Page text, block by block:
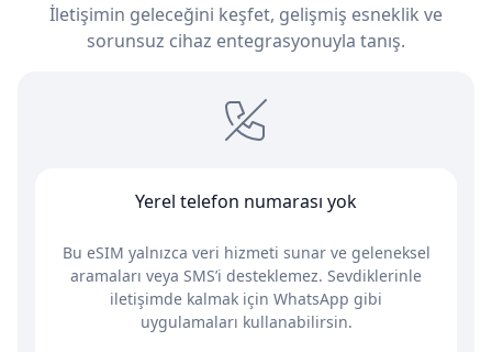
İletişimin geleceğini keşfet, gelişmiş esneklik ve
sorunsuz cihaz entegrasyonuyla tanış.
Yerel telefon numarası yok
Bu eSIM yalnızca veri hizmeti sunar ve geleneksel
aramaları veya SMS’i desteklemez. Sevdiklerinle
iletişimde kalmak için WhatsApp gibi
uygulamaları kullanabilirsin.